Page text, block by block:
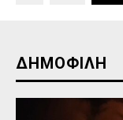
ΔΗΜΟΦΙΛΗ